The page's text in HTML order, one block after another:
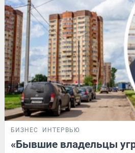
БИЗНЕС ИНТЕРВЬЮ
«Бывшие владельцы